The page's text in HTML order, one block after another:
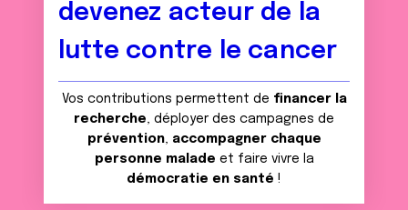
devenez acteur de la
lutte contre le cancer
Vos contributions permettent de financer la
recherche, déployer des campagnes de
prévention, accompagner chaque
personne malade et faire vivre la
démocratie en santé !